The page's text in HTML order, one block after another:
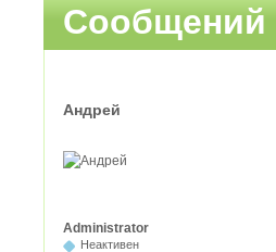
Сообщений
Андрей
Administrator
Неактивен